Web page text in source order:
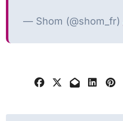
— Shom (@shom_fr)